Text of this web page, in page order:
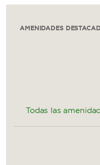
AMENIDADES
Todas las